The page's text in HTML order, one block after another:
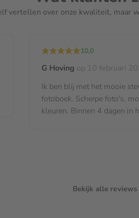
van foto's. Wij kunnen de
te bestellen. Bij het afrekenen
vertellen over onze kwaliteit, maar
10,0
G Hoving op 10 februari
Ik ben blij met het mooie
fotoboek. Scherpe foto's,
kleuren. Binnen 4 dagen in
Bekijk alle reviews